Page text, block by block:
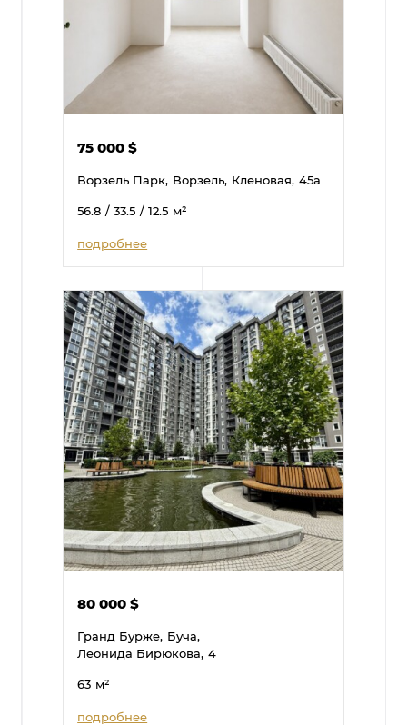
75 000$
Ворзель Парк, Ворзель, Кленовая, 45а
56.8 / 33.5 / 12.5 м²
подробнее
80 000$
Гранд Бурже, Буча,
Леонида Бирюкова, 4
63 м²
подробнее